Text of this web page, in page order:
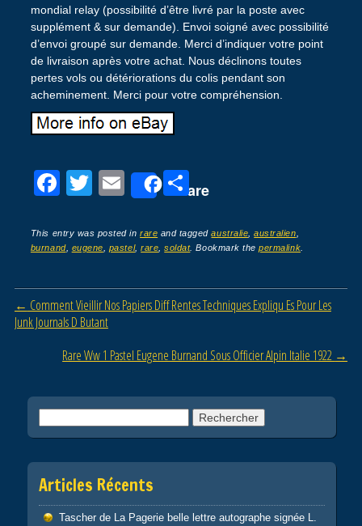
mondial relay (possibilité d’être livré par la poste avec
supplément & sur demande). Envoi soigné avec possibilité
d’envoi groupé sur demande. Merci d’indiquer votre point
de livraison après votre achat. Nous déclinons toutes
pertes vols ou détériorations du colis pendant son
acheminement. Merci pour votre compréhension.
F
c
e
b
o
o
k
T
tt
er
E
ail
Share
P
ta
g
er
This entry was posted inrare and taggedaustralie ,australien
burnand, eugene pastel,rare ,soldat. Bookmark thepermalink
Post navigation
← Comment Vieillir Nos Papiers Diff Rentes Techniques Expliqu Es Pour Les
Junk Journals D Butant
Rare Ww 1 Pastel Eugene Burnand Sous Officier Alpin Italie 1922 →
Articles Récents
Tascher de La Pagerie belle lettre autographe signée L.